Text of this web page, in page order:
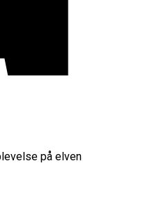
på elven